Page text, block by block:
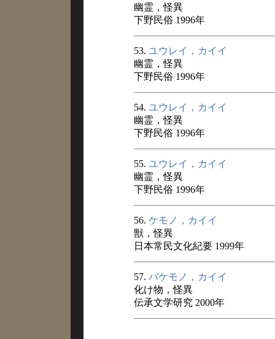
幽霊，怪異
下野民俗 1996年
53. ユウレイ，カイイ
幽霊，怪異
下野民俗 1996年
54. ユウレイ，カイイ
幽霊，怪異
下野民俗 1996年
55. ユウレイ，カイイ
幽霊，怪異
下野民俗 1996年
56. ケモノ，カイイ
獣，怪異
日本常民文化紀要 1999年
57. バケモノ，カイイ
化け物，怪異
伝承文学研究 2000年